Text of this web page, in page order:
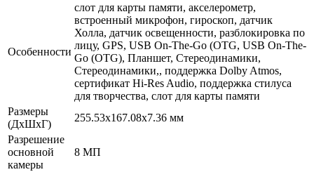
Особенности
cлот для карты памяти, акселерометр,
встроенный микрофон, гироскоп, датчик
Холла, датчик освещенности, разблокировка по
лицу, GPS, USB On-The-Go (OTG, USB On-The-
Go (OTG), Планшет, Стереодинамики,
Стереодинамики,, поддержка Dolby Atmos,
сертификат Hi-Res Audio, поддержка стилуса
для творчества, слот для карты памяти
Размеры
(ДхШхГ)
255.53x167.08x7.36 мм
Разрешение
основной
камеры
8 МП